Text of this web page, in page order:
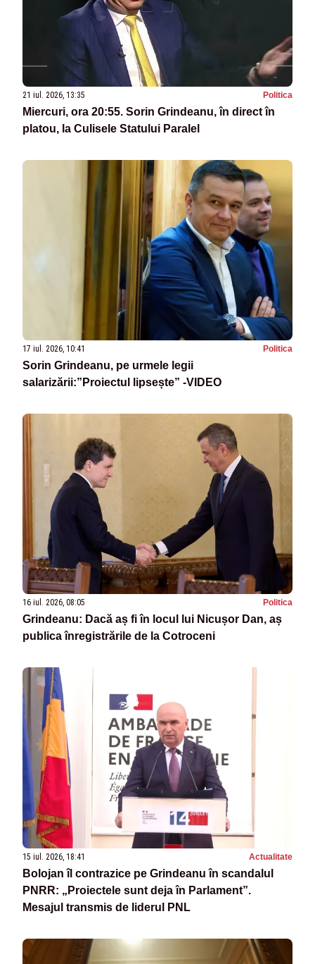
21 iul. 2026, 13:35 Politica
Miercuri, ora 20:55. Sorin Grindeanu, în direct în
platou, la Culisele Statului Paralel
17 iul. 2026, 10:41 Politica
Sorin Grindeanu, pe urmele legii
salarizării:”Proiectul lipsește” -VIDEO
16 iul. 2026, 08:05 Politica
Grindeanu: Dacă aș fi în locul lui Nicușor Dan, aș
publica înregistrările de la Cotroceni
15 iul. 2026, 18:41 Actualitate
Bolojan îl contrazice pe Grindeanu în scandalul
PNRR: „Proiectele sunt deja în Parlament”.
Mesajul transmis de liderul PNL